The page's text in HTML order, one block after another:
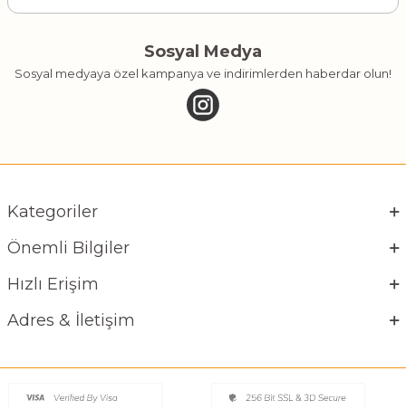
Sosyal Medya
Sosyal medyaya özel kampanya ve indirimlerden haberdar olun!
Kategoriler
Önemli Bilgiler
Hızlı Erişim
Adres & İletişim